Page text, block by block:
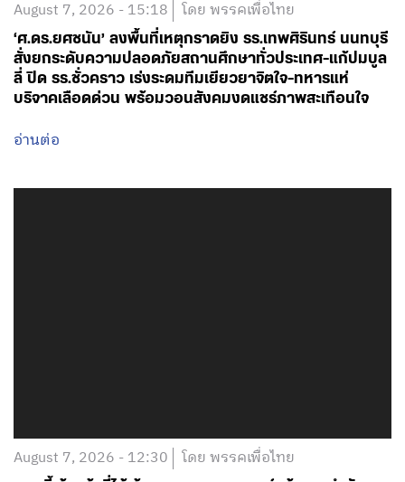
August 7, 2026 - 15:18 โดย พรรคเพื่อไทย
‘ศ.ดร.ยศชนัน’ ลงพื้นที่เหตุกราดยิง รร.เทพศิรินทร์ นนทบุรี
สั่งยกระดับความปลอดภัยสถานศึกษาทั่วประเทศ-แก้ปมบูล
ลี่ ปิด รร.ชั่วคราว เร่งระดมทีมเยียวยาจิตใจ-ทหารแห่
บริจาคเลือดด่วน พร้อมวอนสังคมงดแชร์ภาพสะเทือนใจ
อ่านต่อ
August 7, 2026 - 12:30 โดย พรรคเพื่อไทย